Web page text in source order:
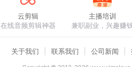
云剪辑
在线音频剪辑神器
主播培训
兼职副业，兴趣赚
关于我们 联系我们 公司新闻